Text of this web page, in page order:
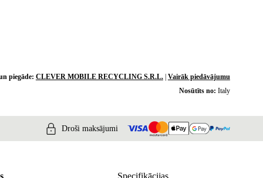
piegāde: CLEVER MOBILE RECYCLING S.R.L.| Vairāk piedāvājumu
Nosūtīts no: Italy
Droši maksājumi